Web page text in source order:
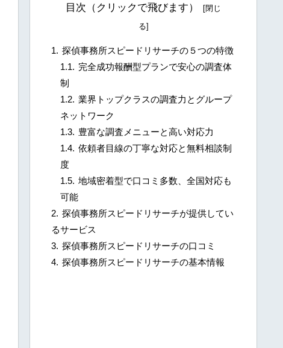
目次（クリックで飛びます）
探偵事務所スピードリサーチの５つの特徴
完全成功報酬型プランで安心の調査体
制
業界トップクラスの調査力とグループ
ネットワーク
豊富な調査メニューと高い対応力
依頼者目線の丁寧な対応と無料相談制
度
地域密着型で口コミ多数、全国対応も
可能
探偵事務所スピードリサーチが提供してい
るサービス
探偵事務所スピードリサーチの口コミ
探偵事務所スピードリサーチの基本情報